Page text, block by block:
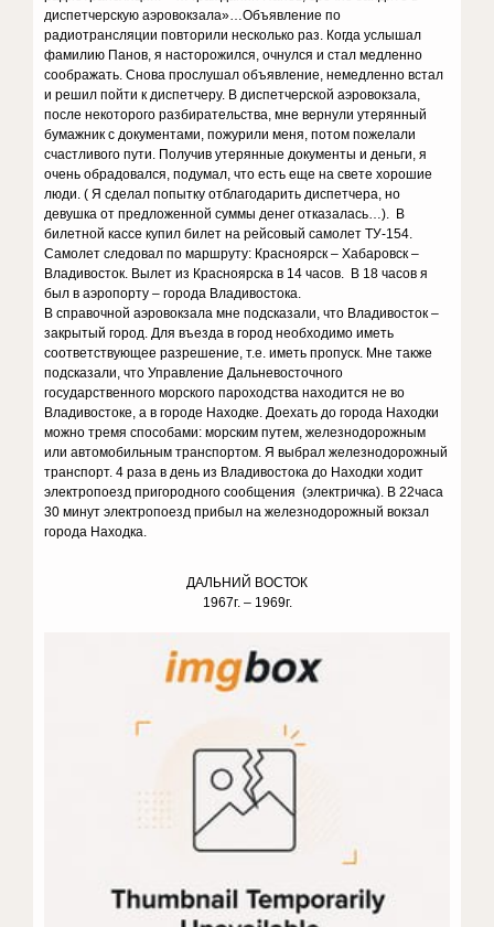
диспетчерскую аэровокзала»…Объявление по
радиотрансляции повторили несколько раз. Когда услышал
фамилию Панов, я насторожился, очнулся и стал медленно
соображать. Снова прослушал объявление, немедленно встал
и решил пойти к диспетчеру. В диспетчерской аэровокзала,
после некоторого разбирательства, мне вернули утерянный
бумажник с документами, пожурили меня, потом пожелали
счастливого пути. Получив утерянные документы и деньги, я
очень обрадовался, подумал, что есть еще на свете хорошие
люди. ( Я сделал попытку отблагодарить диспетчера, но
девушка от предложенной суммы денег отказалась…). В
билетной кассе купил билет на рейсовый самолет ТУ-154.
Самолет следовал по маршруту: Красноярск – Хабаровск –
Владивосток. Вылет из Красноярска в 14 часов. В 18 часов я
был в аэропорту – города Владивостока.
В справочной аэровокзала мне подсказали, что Владивосток –
закрытый город. Для въезда в город необходимо иметь
соответствующее разрешение, т.е. иметь пропуск. Мне также
подсказали, что Управление Дальневосточного
государственного морского пароходства находится не во
Владивостоке, а в городе Находке. Доехать до города Находки
можно тремя способами: морским путем, железнодорожным
или автомобильным транспортом. Я выбрал железнодорожный
транспорт. 4 раза в день из Владивостока до Находки ходит
электропоезд пригородного сообщения (электричка). В 22часа
30 минут электропоезд прибыл на железнодорожный вокзал
города Находка.
ДАЛЬНИЙ ВОСТОК
1967г. – 1969г.